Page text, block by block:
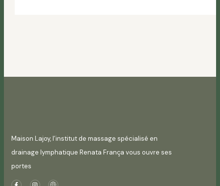
Maison Lajoy, l’institut de massage spécialisé en
drainage lymphatique Renata França vous ouvre ses
portes